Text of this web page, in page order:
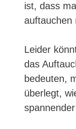
ist, dass
auftauchen
Leider
das
bedeuten,
überlegt,